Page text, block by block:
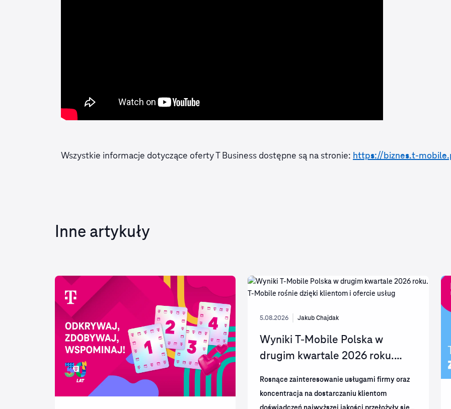
Wszystkie informacje dotyczące oferty T Business dostępne są na stronie: https://biznes.t-
Inne artykuły
5.08.2026 Jakub Chajdak
Wyniki T-Mobile Polska w
drugim kwartale 2026 roku.
Rosnące zainteresowanie usługami firmy oraz
koncentracja na dostarczaniu klientom